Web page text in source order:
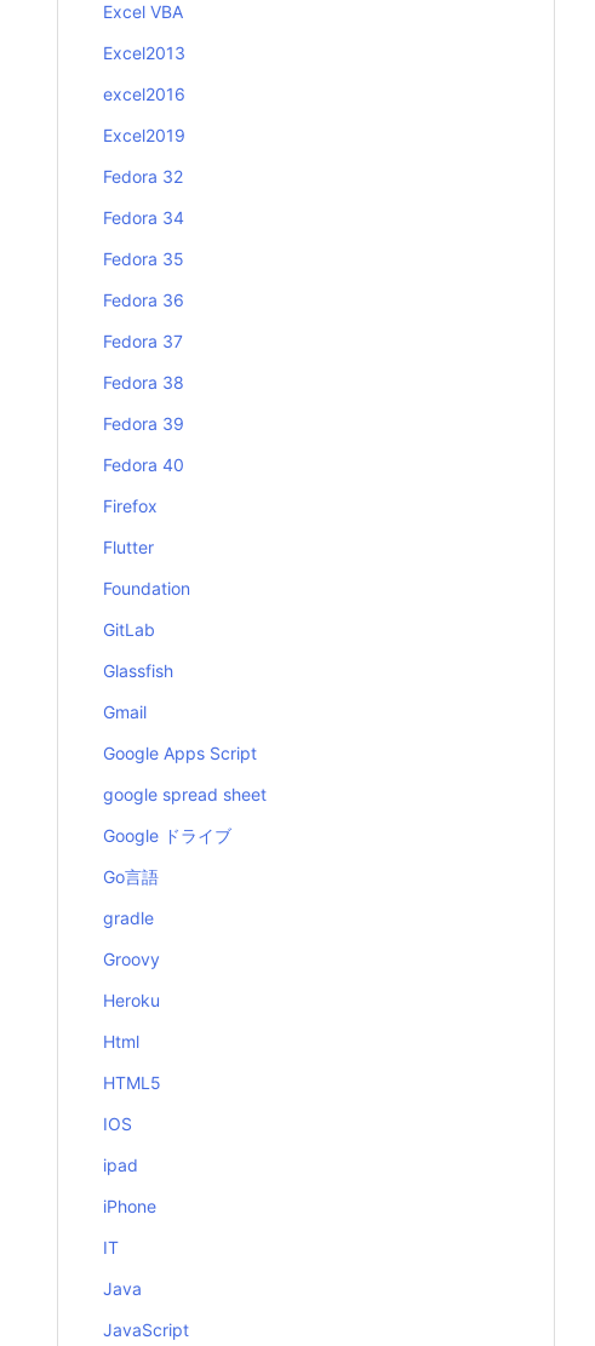
Excel VBA
Excel2013
excel2016
Excel2019
Fedora 32
Fedora 34
Fedora 35
Fedora 36
Fedora 37
Fedora 38
Fedora 39
Fedora 40
Firefox
Flutter
Foundation
GitLab
Glassfish
Gmail
Google Apps Script
google spread sheet
Google ドライブ
Go言語
gradle
Groovy
Heroku
Html
HTML5
IOS
ipad
iPhone
IT
Java
JavaScript